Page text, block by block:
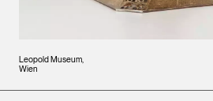
Leopold Museum,
Wien